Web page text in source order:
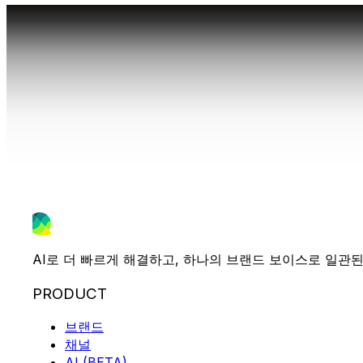
AI로 더 빠르게 해결하고, 하나의 브랜드 보이스로 일관
PRODUCT
브랜드
채널